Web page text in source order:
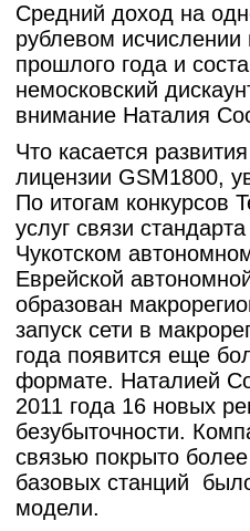
Средний доход на
рублевом
прошлого года и
немосковский
внимание Наталия
Что касается
лицензии GSM1800,
По итогам конкурсов
услуг связи
Чукотском
Еврейской
образован
запуск сети в
года появится еще
формате. Наталией
2011 года 16 новых
безубыточности.
связью покрыто
базовых станций
модели.